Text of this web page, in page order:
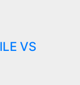
VS